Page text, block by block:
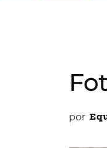
por